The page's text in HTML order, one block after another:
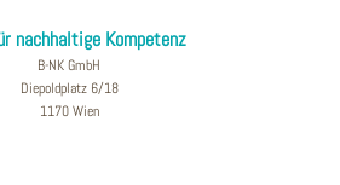
nachhaltige Kompetenz
B-NK GmbH
Diepoldplatz 6/18
1170 Wien